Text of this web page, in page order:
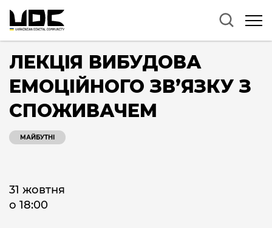
ЛЕКЦІЯ ВИБУДОВА
ЕМОЦІЙНОГО ЗВʼЯЗКУ З
СПОЖИВАЧЕМ
МАЙБУТНІ
31 жовтня
о 18:00